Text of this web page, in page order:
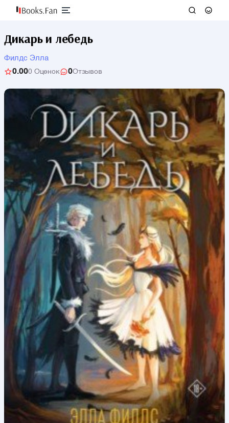
Дикарь и лебедь
Филдс Элла
0.000 Оценок 0Отзывов